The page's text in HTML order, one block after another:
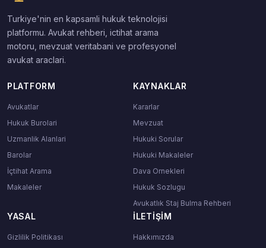
Turkiye'nin en kapsamli hukuk teknolojisi
platformu. Avukat rehberi, ictihat arama
motoru, mevzuat veritabani ve profesyonel
avukat araclari.
PLATFORM
Avukatlar
Hukuk Burolari
Uzmanlik Alanlari
Barolar
İçtihat Arama
Makaleler
KAYNAKLAR
Kararlar
Mevzuat
Hukuki Sorular
Hukuki Makaleler
Dava Ornekleri
Hukuk Sozlugu
Avukatlık Staj Bulma Rehberi
YASAL
Gizlilik Politikası
İLETIŞIM
Hakkımızda